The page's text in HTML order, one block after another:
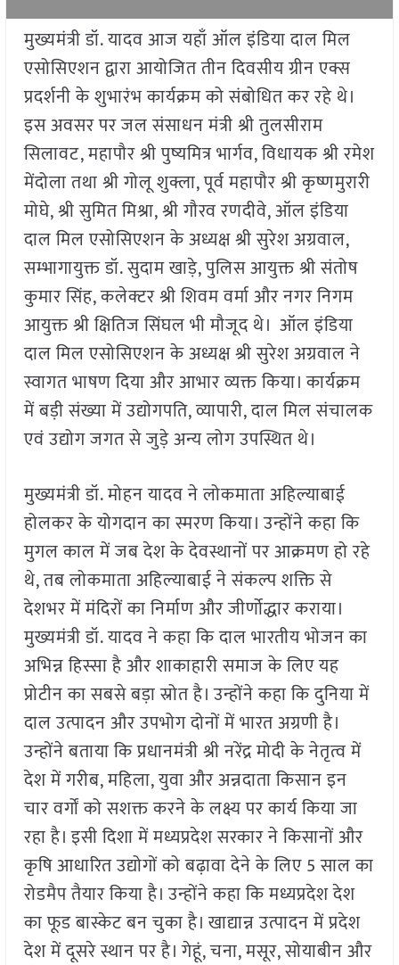
मुख्यमंत्री डॉ. यादव आज यहाँ ऑल इंडिया दाल मिल
एसोसिएशन द्वारा आयोजित तीन दिवसीय ग्रीन एक्स
प्रदर्शनी के शुभारंभ कार्यक्रम को संबोधित कर रहे थे।
इस अवसर पर जल संसाधन मंत्री श्री तुलसीराम
सिलावट, महापौर श्री पुष्यमित्र भार्गव, विधायक श्री रमेश
मेंदोला तथा श्री गोलू शुक्ला, पूर्व महापौर श्री कृष्णमुरारी
मोघे, श्री सुमित मिश्रा, श्री गौरव रणदीवे, ऑल इंडिया
दाल मिल एसोसिएशन के अध्यक्ष श्री सुरेश अग्रवाल,
सम्भागायुक्त डॉ. सुदाम खाड़े, पुलिस आयुक्त श्री संतोष
कुमार सिंह, कलेक्टर श्री शिवम वर्मा और नगर निगम
आयुक्त श्री क्षितिज सिंघल भी मौजूद थे। ऑल इंडिया
दाल मिल एसोसिएशन के अध्यक्ष श्री सुरेश अग्रवाल ने
स्वागत भाषण दिया और आभार व्यक्त किया। कार्यक्रम
में बड़ी संख्या में उद्योगपति, व्यापारी, दाल मिल संचालक
एवं उद्योग जगत से जुड़े अन्य लोग उपस्थित थे।
मुख्यमंत्री डॉ. मोहन यादव ने लोकमाता अहिल्याबाई
होलकर के योगदान का स्मरण किया। उन्होंने कहा कि
मुगल काल में जब देश के देवस्थानों पर आक्रमण हो रहे
थे, तब लोकमाता अहिल्याबाई ने संकल्प शक्ति से
देशभर में मंदिरों का निर्माण और जीर्णोद्धार कराया।
मुख्यमंत्री डॉ. यादव ने कहा कि दाल भारतीय भोजन का
अभिन्न हिस्सा है और शाकाहारी समाज के लिए यह
प्रोटीन का सबसे बड़ा स्रोत है। उन्होंने कहा कि दुनिया में
दाल उत्पादन और उपभोग दोनों में भारत अग्रणी है।
उन्होंने बताया कि प्रधानमंत्री श्री नरेंद्र मोदी के नेतृत्व में
देश में गरीब, महिला, युवा और अन्नदाता किसान इन
चार वर्गों को सशक्त करने के लक्ष्य पर कार्य किया जा
रहा है। इसी दिशा में मध्यप्रदेश सरकार ने किसानों और
कृषि आधारित उद्योगों को बढ़ावा देने के लिए 5 साल का
रोडमैप तैयार किया है। उन्होंने कहा कि मध्यप्रदेश देश
का फूड बास्केट बन चुका है। खाद्यान्न उत्पादन में प्रदेश
देश में दूसरे स्थान पर है। गेहूं, चना, मसूर, सोयाबीन और